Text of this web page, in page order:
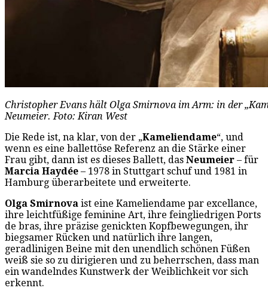
Christopher Evans hält Olga Smirnova im Arm: in der
Neumeier. Foto: Kiran West
Die Rede ist, na klar, von der „Kameliendame“, und
wenn es eine ballettöse Referenz an die Stärke einer
Frau gibt, dann ist es dieses Ballett, das Neumeier – für
Marcia Haydée – 1978 in Stuttgart schuf und 1981 in
Hamburg überarbeitete und erweiterte.
Olga Smirnova ist eine Kameliendame par excellance,
ihre leichtfüßige feminine Art, ihre feingliedrigen Ports
de bras, ihre präzise genickten Kopfbewegungen, ihr
biegsamer Rücken und natürlich ihre langen,
geradlinigen Beine mit den unendlich schönen Füßen
weiß sie so zu dirigieren und zu beherrschen, dass man
ein wandelndes Kunstwerk der Weiblichkeit vor sich
erkennt.